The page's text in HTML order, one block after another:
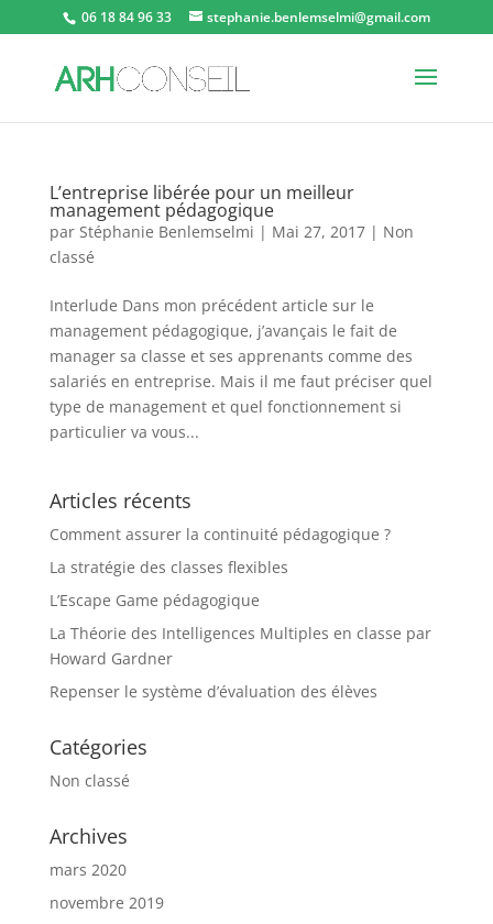
06 18 84 96 33 stephanie.benlemselmi@gmail.com
L’entreprise libérée pour un meilleur
management pédagogique
par Stéphanie Benlemselmi | Mai 27, 2017| Non
classé
Interlude Dans mon précédent article sur le
management pédagogique, j’avançais le fait de
manager sa classe et ses apprenants comme des
salariés en entreprise. Mais il me faut préciser quel
type de management et quel fonctionnement si
particulier va vous...
Articles récents
Comment assurer la continuité pédagogique ?
La stratégie des classes flexibles
L’Escape Game pédagogique
La Théorie des Intelligences Multiples en classe par
Howard Gardner
Repenser le système d’évaluation des élèves
Catégories
Non classé
Archives
mars 2020
novembre 2019